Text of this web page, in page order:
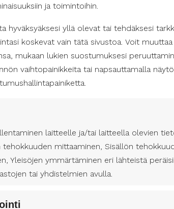
ja toimintoihin.
hyväksyäksesi yllä olevat tai tehdäksesi
koskevat vain tätä sivustoa. Voit
mukaan lukien suostumuksesi
vaihtopainikkeita tai napsauttamalla
laitteelle ja/tai laitteella olevien
tehokkuuden mittaaminen, Sisällön
Yleisöjen ymmärtäminen eri lähteistä
tai yhdistelmien avulla.
mutta esteettömyystiedot saa selville
arjen iloissa
avustajan palveluita,
avustajan palveluita Satakunnassa ja
saavuttamaan paremman
Avustajapalvelut on toiminnallaan mukana
näköistä arkea.
Pori